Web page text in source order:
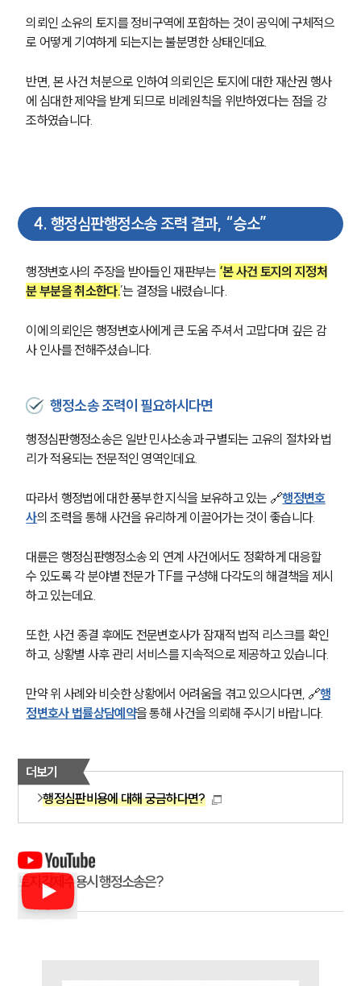
그룹소개
그룹소개
대륜의 강점
오시는 길
통합검색
AI대륜
주요 업무사례
사례분석/최신동향
법률정보
의뢰인 소유의 토지를 정비구역에 포함하는 것이 공익에 구체적으
로 어떻게 기여하게 되는지는 불분명한 상태인데요.
반면, 본 사건 처분으로 인하여 의뢰인은 토지에 대한 재산권 행사
에 심대한 제약을 받게 되므로 비례원칙을 위반하였다는 점을 강
조하였습니다.
4. 행정심판행정소송 조력 결과, “승소”
행정변호사의 주장을 받아들인 재판부는 ‘본 사건 토지의 지정처
분 부분을 취소한다.’는 결정을 내렸습니다.
이에 의뢰인은 행정변호사에게 큰 도움 주셔서 고맙다며 깊은 감
사 인사를 전해주셨습니다.
행정소송 조력이 필요하시다면
행정심판행정소송은 일반 민사소송과 구별되는 고유의 절차와 법
리가 적용되는 전문적인 영역인데요.
따라서 행정법에 대한 풍부한 지식을 보유하고 있는 🔗행정변호
사의 조력을 통해 사건을 유리하게 이끌어가는 것이 좋습니다.
대륜은 행정심판행정소송 외 연계 사건에서도 정확하게 대응할
수 있도록 각 분야별 전문가 TF를 구성해 다각도의 해결책을 제시
하고 있는데요.
또한, 사건 종결 후에도 전문변호사가 잠재적 법적 리스크를 확인
하고, 상황별 사후 관리 서비스를 지속적으로 제공하고 있습니다.
만약 위 사례와 비슷한 상황에서 어려움을 겪고 있으시다면, 🔗행
정변호사 법률상담예약을 통해 사건을 의뢰해 주시기 바랍니다.
더보기
행정심판비용에 대해 궁금하다면?
토지강제수용시 행정소송은?